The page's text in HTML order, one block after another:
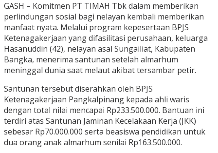
GASH – Komitmen PT TIMAH Tbk dalam memberikan
perlindungan sosial bagi nelayan kembali memberikan
manfaat nyata. Melalui program kepesertaan BPJS
Ketenagakerjaan yang difasilitasi perusahaan, keluarga
Hasanuddin (42), nelayan asal Sungailiat, Kabupaten
Bangka, menerima santunan setelah almarhum
meninggal dunia saat melaut akibat tersambar petir.
Santunan tersebut diserahkan oleh BPJS
Ketenagakerjaan Pangkalpinang kepada ahli waris
dengan total nilai mencapai Rp233.500.000. Bantuan ini
terdiri atas Santunan Jaminan Kecelakaan Kerja (JKK)
sebesar Rp70.000.000 serta beasiswa pendidikan untuk
dua orang anak almarhum senilai Rp163.500.000.